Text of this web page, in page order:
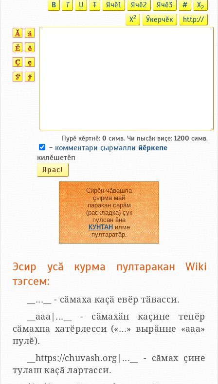
B T U T Ячӗ1 Ячӗ2 Ячӗ3 # X2
X2 Ӳкерчӗк http://
Пурӗ кӗртнӗ: 0 симв. Чи пысӑк виҫе: 1200 симв.
- комментари ҫырмалли йӗркепе
килӗшетӗп
Сирӗн чӑвашла
ҫырма май
паракан сарӑм
(раскладка) ҫук
пулсан ӑна
КУНТАНилме
пултаратӑр.
Эсир усӑ курма пултаракан Wiki
тэгсем:
__...__ - сӑмаха каҫӑ евӗр тӑвасси.
__aaa|...__ - сӑмахӑн каҫине тепӗр
сӑмахпа хатӗрлесси («...» вырӑнне «ааа»
пулӗ).
__https://chuvash.org|...__ - сӑмах ҫине
тулаш каҫӑ лартасси.